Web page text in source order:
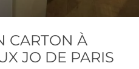
CARTON À
JO DE PARIS